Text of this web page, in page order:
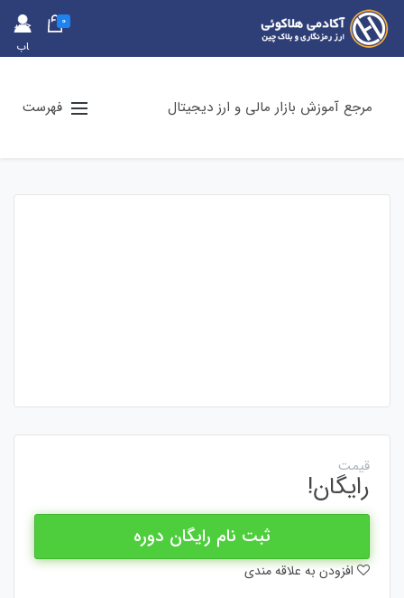
حس
اب
0
مرجع آموزش بازار مالی و ارز دیجیتال فهرست
قیمت
رایگان!
ثبت نام رایگان دوره
افزودن به علاقه مندی